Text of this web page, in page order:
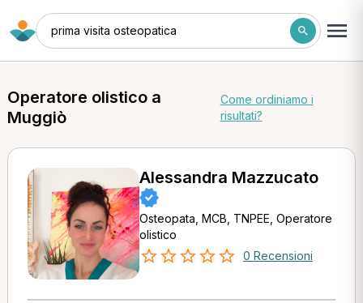
prima visita osteopatica
Operatore olistico a
Muggiò
Come ordiniamo i
risultati?
Alessandra Mazzucato
Osteopata, MCB, TNPEE, Operatore
olistico
0 Recensioni